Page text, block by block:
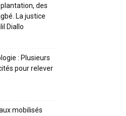
des
La justice
Diallo
: Plusieurs
pour relever
mobilisés